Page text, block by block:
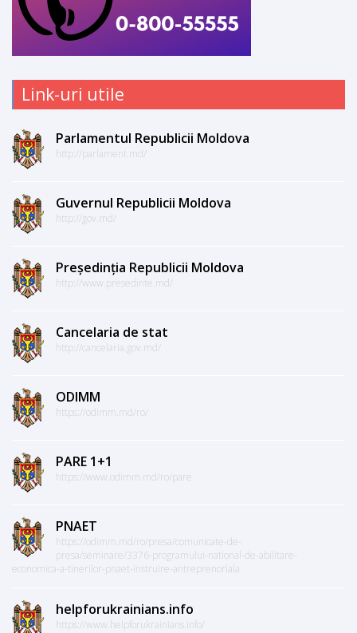
Link-uri utile
Parlamentul Republicii Moldova
http://parlament.md/
Guvernul Republicii Moldova
http://gov.md/
Președinția Republicii Moldova
http://www.presedinte.md/
Cancelaria de stat
http://cancelaria.gov.md/
ODIMM
https://odimm.md/ro/
PARE 1+1
https://www.odimm.md/ro/pare
PNAET
https://odimm.md/ro/presa/comunicate-de-
presa/seminare/3376-programului-national-de-abilitare-
economica-a-tinerilor-pnaet-instruire-antreprenoriala
helpforukrainians.info
https://www.helpforukrainians.info/